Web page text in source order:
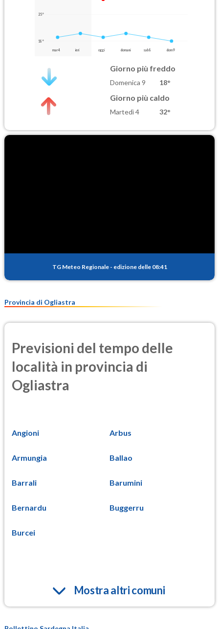
25°
18°
mar 4 ieri oggi domani sab 8 dom 9
Giorno più freddo
Domenica 9 18°
Giorno più caldo
Martedì 4 32°
TG Meteo Regionale - edizione delle 08:41
Provincia di Ogliastra
Previsioni del tempo delle
località in provincia di
Ogliastra
Angioni Arbus
Armungia Ballao
Barrali Barumini
Bernardu Buggerru
Burcei
Mostra altri comuni